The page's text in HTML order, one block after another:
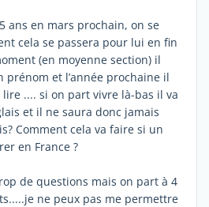
ans en mars prochain, on se
cela se passera pour lui en fin
(en moyenne section) il
prénom et l’année prochaine il
.... si on part vivre là-bas il va
et il ne saura donc jamais
Comment cela va faire si un
en France ?
de questions mais on part à 4
ne peux pas me permettre